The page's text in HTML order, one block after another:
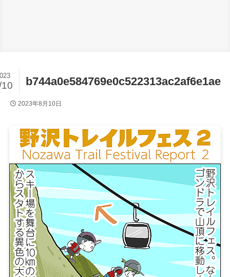
b744a0e584769e0c522313ac2af6e1ae
2023年8月10日